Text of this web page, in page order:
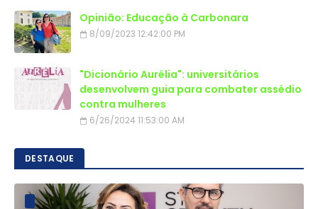
Opinião: Educação à Carbonara
8/09/2023 12:42:00 PM
"Dicionário Aurélia": universitários
desenvolvem guia para combater assédio
contra mulheres
6/26/2024 11:53:00 AM
DESTAQUE